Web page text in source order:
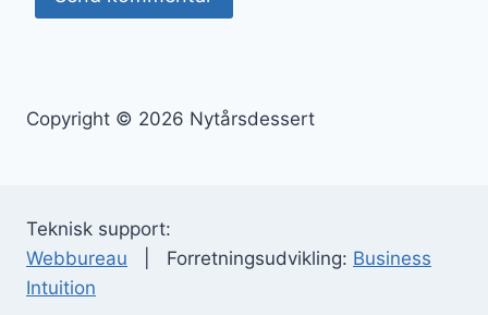
Copyright © 2026 Nytårsdessert
Teknisk support:
Webbureau | Forretningsudvikling: Business
Intuition